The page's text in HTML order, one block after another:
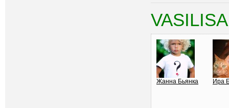
Жанна Бьянка Ира